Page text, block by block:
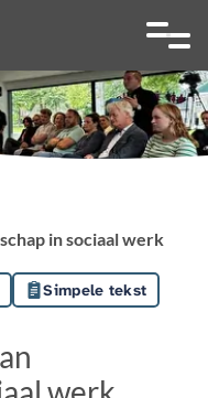
Hoog contrast
Ga naar
in sociaal werk
Simpele tekst